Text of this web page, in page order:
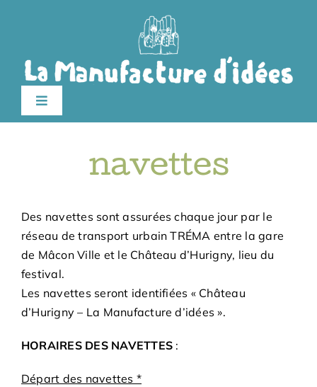
Toggle
Navigation
Billetterie
Infos pratiques
Archives
navettes
Des navettes sont assurées chaque jour par le
réseau de transport urbain TRÉMA entre la gare
de Mâcon Ville et le Château d’Hurigny, lieu du
festival.
Les navettes seront identifiées « Château
d’Hurigny – La Manufacture d’idées ».
HORAIRES DES NAVETTES :
Départ des navettes *